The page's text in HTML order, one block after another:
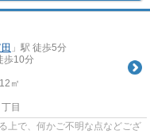
」駅 徒歩5分
歩10分
㎡
丁目
上で、何かご不明な点などござ